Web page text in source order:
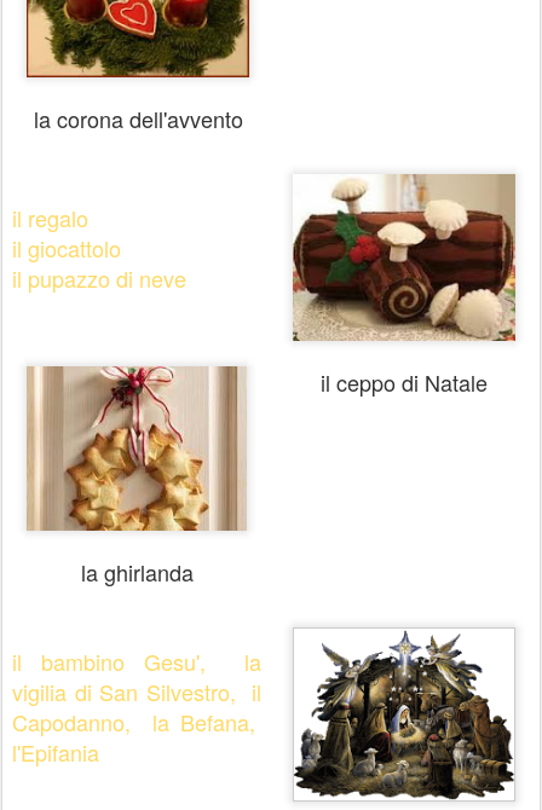
la corona dell'avvento
il ceppo di Natale
il regalo
il giocattolo
il pupazzo di neve
la ghirlanda
il bambino Gesu', la
vigilia di San Silvestro, il
Capodanno, la Befana,
l'Epifania